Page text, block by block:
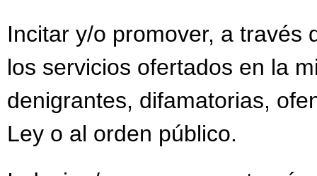
Incitar y/o promover, a través
los servicios ofertados en la
denigrantes, difamatorias,
Ley o al orden público.